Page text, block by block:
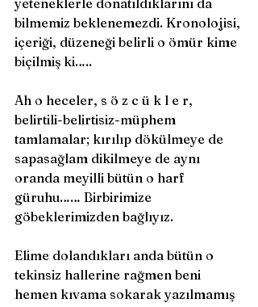
yeteneklerle donatıldıklarını da
bilmemiz beklenemezdi. Kronolojisi,
içeriği, düzeneği belirli o ömür kime
biçilmiş ki…..
Ah o heceler, s ö z c ü k l e r,
belirtili-belirtisiz-müphem
tamlamalar; kırılıp dökülmeye de
sapasağlam dikilmeye de aynı
oranda meyilli bütün o harf
güruhu…… Birbirimize
göbeklerimizden bağlıyız.
Elime dolandıkları anda bütün o
tekinsiz hallerine rağmen beni
hemen kıvama sokarak yazılmamış